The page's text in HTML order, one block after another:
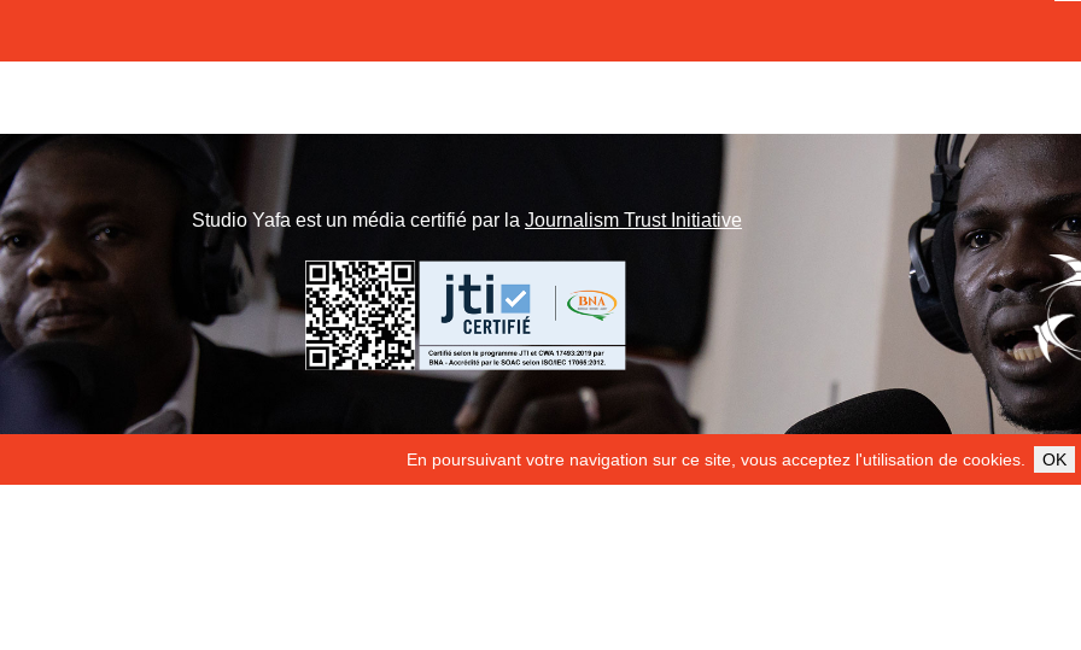
En poursuivant votre navigation sur ce site, vous acceptez l'utilisation de cookies. OK
Studio Yafa est un média certifié par la Journalism Trust Initiative
ILS NOUS SOUTIENNENT